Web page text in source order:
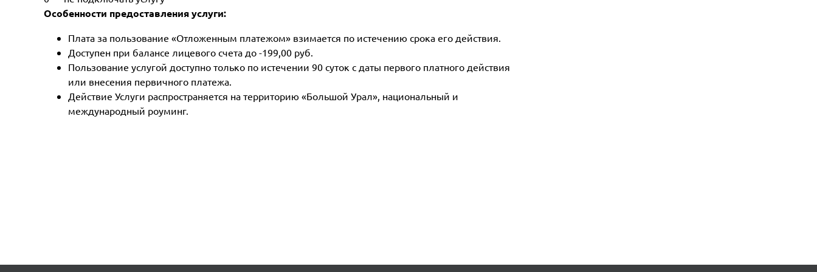
Особенности предоставления услуги:
Плата за пользование «Отложенным платежом» взимается по истечению срока его действия.
Доступен при балансе лицевого счета до -199,00 руб.
Пользование услугой доступно только по истечении 90 суток с даты первого платного действия
или внесения первичного платежа.
Действие Услуги распространяется на территорию «Большой Урал», национальный и
международный роуминг.